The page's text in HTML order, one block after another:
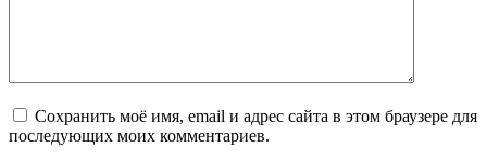
Сохранить моё имя, email и адрес сайта в этом браузере для
последующих моих комментариев.